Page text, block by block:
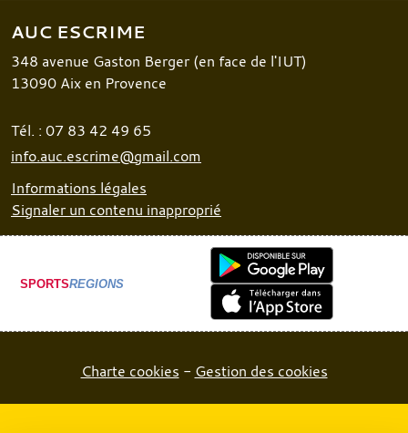
AUC ESCRIME
348 avenue Gaston Berger (en face de l'IUT)
13090 Aix en Provence
Tél. : 07 83 42 49 65
info.auc.escrime@gmail.com
Informations légales
Signaler un contenu inapproprié
SPORTSREGIONS
Charte cookies Gestion des cookies